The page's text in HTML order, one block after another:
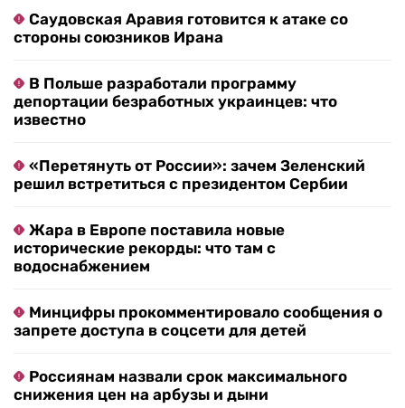
Саудовская Аравия готовится к атаке со
стороны союзников Ирана
В Польше разработали программу
депортации безработных украинцев: что
известно
«Перетянуть от России»: зачем Зеленский
решил встретиться с президентом Сербии
Жара в Европе поставила новые
исторические рекорды: что там с
водоснабжением
Минцифры прокомментировало сообщения о
запрете доступа в соцсети для детей
Россиянам назвали срок максимального
снижения цен на арбузы и дыни